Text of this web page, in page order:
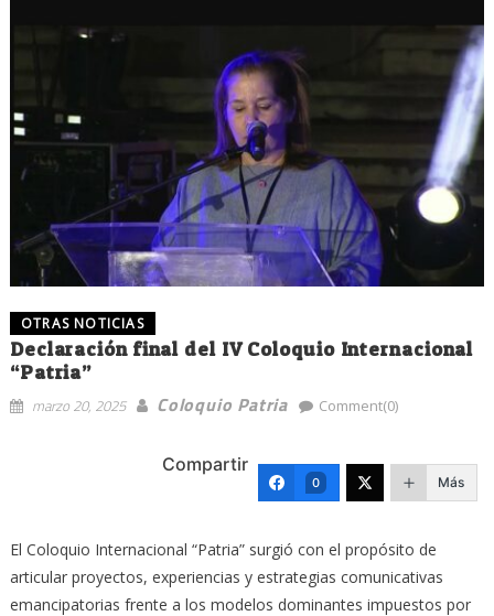
OTRAS NOTICIAS
Declaración final del IV Coloquio Internacional
“Patria”
marzo 20, 2025 Coloquio Patria Comment(0)
Compartir
0 Más
El Coloquio Internacional “Patria” surgió con el propósito de
articular proyectos, experiencias y estrategias comunicativas
emancipatorias frente a los modelos dominantes impuestos por